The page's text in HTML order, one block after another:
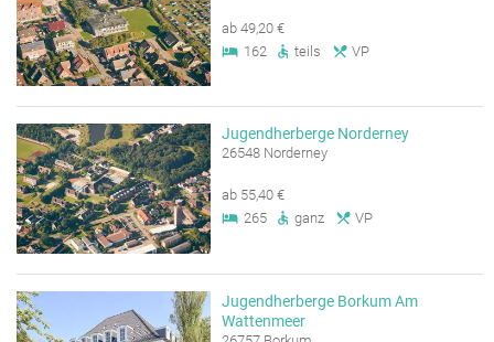
ab 49,20 €
162
teils VP
Jugendherberge Norderney
26548 Norderney
ab 55,40 €
265
ganz VP
Jugendherberge Borkum Am
Wattenmeer